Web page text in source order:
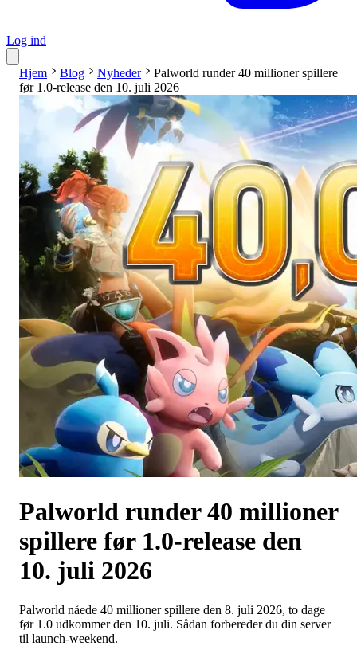
Log ind
Hjem Blog Nyheder
Palworld runder 40 millioner spillere
før 1.0-release den 10. juli 2026
Palworld runder 40 millioner
spillere før 1.0-release den
10. juli 2026
Palworld nåede 40 millioner spillere den 8. juli 2026, to dage
før 1.0 udkommer den 10. juli. Sådan forbereder du din server
til launch-weekend.